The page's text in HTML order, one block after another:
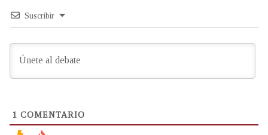
Suscribir
1 COMENTARIO